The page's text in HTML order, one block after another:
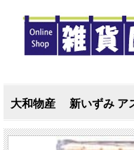
大和物産 新いずみ ア